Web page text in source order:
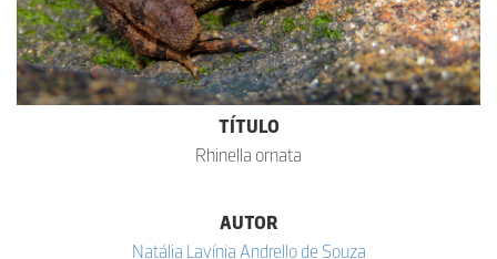
TÍTULO
Rhinella ornata
AUTOR
Natália Lavínia Andrello de Souza